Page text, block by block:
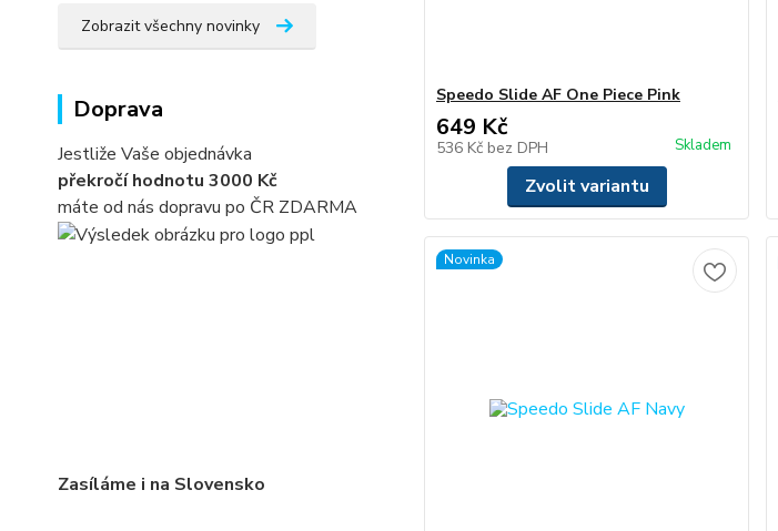
Zobrazit všechny novinky
Doprava
Jestliže Vaše objednávka
překročí hodnotu 3000 Kč
máte od nás dopravu po ČR ZDARMA
Zasíláme i na Slovensko
Speedo Slide AF One Piece Pink
649 Kč
536 Kč bez DPH Skladem
Zvolit variantu
Novinka